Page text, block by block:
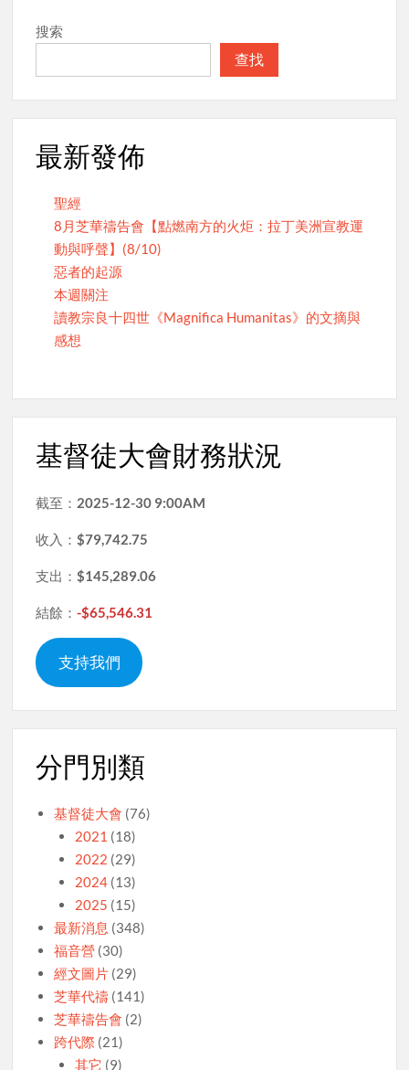
搜索
查找
最新發佈
聖經
8月芝華禱告會【點燃南方的火炬：拉丁美洲宣教運
動與呼聲】(8/10)
惡者的起源
本週關注
讀教宗良十四世《Magnifica Humanitas》的文摘與
感想
基督徒大會財務狀況
截至： 2025-12-30 9:00AM
收入： $79,742.75
支出： $145,289.06
結餘：-$65,546.31
支持我們
分門別類
基督徒大會 (76)
2021 (18)
2022 (29)
2024(13)
2025 (15)
最新消息 (348)
福音營 (30)
經文圖片 (29)
芝華代禱 (141)
芝華禱告會 (2)
跨代際 (21)
其它 (9)